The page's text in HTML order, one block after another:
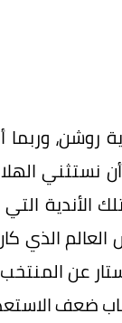
وربما
نستثني
الأندية
العالم
عن
ضعف